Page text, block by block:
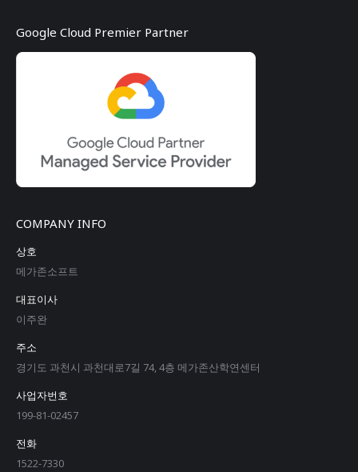
Google Cloud Premier Partner
COMPANY INFO
상호
메가존소프트
대표이사
이주완
주소
경기도 과천시 과천대로7길 74, 4층 메가존산학연센터
사업자번호
199-81-02457
전화
1522-7330